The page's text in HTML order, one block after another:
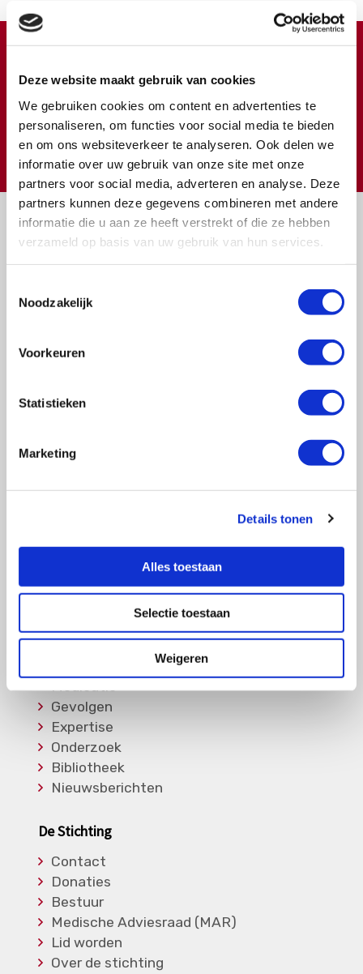
Deze website maakt gebruik van cookies
We gebruiken cookies om content en advertenties te
personaliseren, om functies voor social media te bieden
en om ons websiteverkeer te analyseren. Ook delen we
informatie over uw gebruik van onze site met onze
partners voor social media, adverteren en analyse. Deze
partners kunnen deze gegevens combineren met andere
informatie die u aan ze heeft verstrekt of die ze hebben
verzameld op basis van uw gebruik van hun services.
Noodzakelijk
Voorkeuren
Statistieken
Marketing
Details tonen
Alles toestaan
Selectie toestaan
Weigeren
Meer weten over wat we met uw extra gift doen?
Klik hier
€ Doneer
Vragen?
of bel ons op:
Ziektebeelden
EGPA
RCA
Overige Vasculitiden
Informatie
Soorten Vasculitis
Medicatie
Gevolgen
Expertise
Onderzoek
Bibliotheek
Nieuwsberichten
De Stichting
Contact
Donaties
Bestuur
Medische Adviesraad (MAR)
Lid worden
Over de stichting